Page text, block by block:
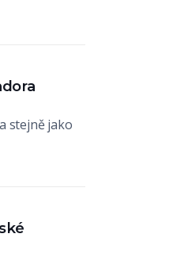
stejně jako